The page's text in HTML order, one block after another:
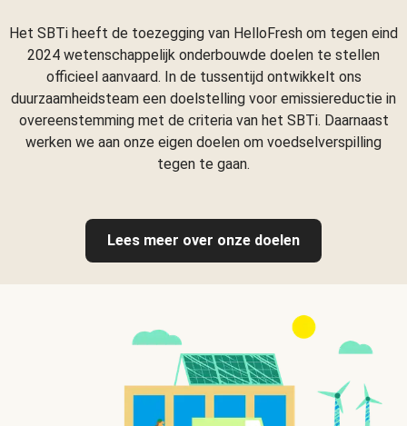
Het SBTi heeft de toezegging van HelloFresh om tegen eind
2024 wetenschappelijk onderbouwde doelen te stellen
officieel aanvaard. In de tussentijd ontwikkelt ons
duurzaamheidsteam een doelstelling voor emissiereductie in
overeenstemming met de criteria van het SBTi. Daarnaast
werken we aan onze eigen doelen om voedselverspilling
tegen te gaan.
Lees meer over onze doelen